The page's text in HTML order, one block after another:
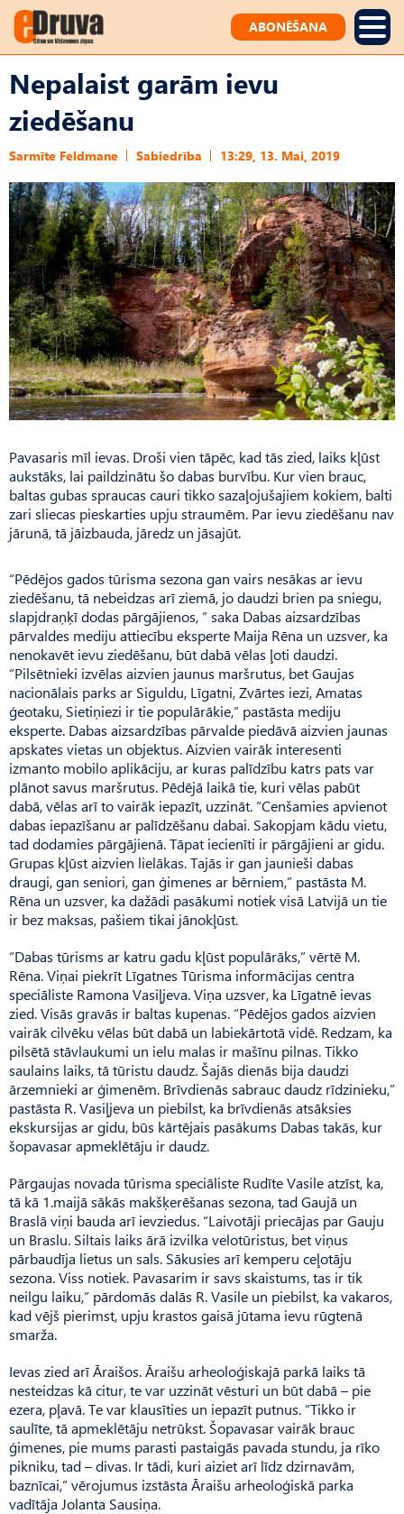
ABONĒŠANA
Nepalaist garām ievu
ziedēšanu
Sarmīte Feldmane Sabiedrība 13:29, 13. Mai, 2019
Pavasaris mīl ievas. Droši vien tāpēc, kad tās zied, laiks kļūst
aukstāks, lai paildzinātu šo dabas burvību. Kur vien brauc,
baltas gubas spraucas cauri tikko sazaļojušajiem kokiem, balti
zari sliecas pieskarties upju straumēm. Par ievu ziedēšanu nav
jārunā, tā jāizbauda, jāredz un jāsajūt.
“Pēdējos gados tūrisma sezona gan vairs nesākas ar ievu
ziedēšanu, tā nebeidzas arī ziemā, jo daudzi brien pa sniegu,
slapjdraņķī dodas pārgājienos, ” saka Dabas aizsardzības
pārvaldes mediju attiecību eksperte Maija Rēna un uzsver, ka
nenokavēt ievu ziedēšanu, būt dabā vēlas ļoti daudzi.
“Pilsētnieki izvēlas aizvien jaunus maršrutus, bet Gaujas
nacionālais parks ar Siguldu, Līgatni, Zvārtes iezi, Amatas
ģeotaku, Sietiņiezi ir tie populārākie,” pastāsta mediju
eksperte. Dabas aizsardzības pārvalde piedāvā aizvien jaunas
apskates vietas un objektus. Aizvien vairāk interesenti
izmanto mobilo aplikāciju, ar kuras palīdzību katrs pats var
plānot savus maršrutus. Pēdējā laikā tie, kuri vēlas pabūt
dabā, vēlas arī to vairāk iepazīt, uzzināt. “Cenšamies apvienot
dabas iepazīšanu ar palīdzēšanu dabai. Sakopjam kādu vietu,
tad dodamies pārgājienā. Tāpat iecienīti ir pārgājieni ar gidu.
Grupas kļūst aizvien lielākas. Tajās ir gan jaunieši dabas
draugi, gan seniori, gan ģimenes ar bērniem,” pastāsta M.
Rēna un uzsver, ka dažādi pasākumi notiek visā Latvijā un tie
ir bez maksas, pašiem tikai jānokļūst.
“Dabas tūrisms ar katru gadu kļūst populārāks,” vērtē M.
Rēna. Viņai piekrīt Līgatnes Tūrisma informācijas centra
speciāliste Ramona Vasiļjeva. Viņa uzsver, ka Līgatnē ievas
zied. Visās gravās ir baltas kupenas. “Pēdējos gados aizvien
vairāk cilvēku vēlas būt dabā un labiekārtotā vidē. Redzam, ka
pilsētā stāvlaukumi un ielu malas ir mašīnu pilnas. Tikko
saulains laiks, tā tūristu daudz. Šajās dienās bija daudzi
ārzemnieki ar ģimenēm. Brīv­dienās sabrauc daudz rīdzinieku,”
pastāsta R. Vasiļjeva un piebilst, ka brīvdienās atsāksies
ekskursijas ar gidu, būs kārtējais pasākums Dabas takās, kur
šopavasar apmeklētāju ir daudz.
Pārgaujas novada tūrisma speciāliste Rudīte Vasile atzīst, ka,
tā kā 1.maijā sākās makšķerēšanas sezona, tad Gaujā un
Braslā viņi bauda arī ievziedus. “Laivotāji priecājas par Gauju
un Braslu. Siltais laiks ārā izvilka velotūristus, bet viņus
pārbaudīja lietus un sals. Sākusies arī kemperu ceļotāju
sezona. Viss notiek. Pavasarim ir savs skaistums, tas ir tik
neilgu laiku,” pārdomās dalās R. Vasile un piebilst, ka vakaros,
kad vējš pierimst, upju krastos gaisā jūtama ievu rūgtenā
smarža.
Ievas zied arī Āraišos. Āraišu arheoloģiskajā parkā laiks tā
nesteidzas kā citur, te var uzzināt vēsturi un būt dabā – pie
ezera, pļavā. Te var klausīties un iepazīt putnus. “Tikko ir
saulīte, tā apmeklētāju netrūkst. Šopavasar vairāk brauc
ģimenes, pie mums parasti pastaigās pavada stundu, ja rīko
pikniku, tad – divas. Ir tādi, kuri aiziet arī līdz dzirnavām,
baznīcai,” vērojumus izstāsta Āraišu arheoloģiskā parka
vadītāja Jolanta Sausiņa.